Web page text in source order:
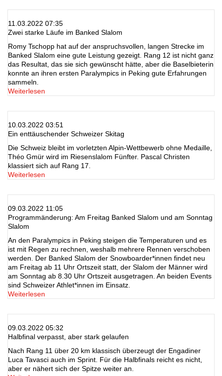
11.03.2022 07:35
Zwei starke Läufe im Banked Slalom
Romy Tschopp hat auf der anspruchsvollen, langen Strecke im
Banked Slalom eine gute Leistung gezeigt. Rang 12 ist nicht ganz
das Resultat, das sie sich gewünscht hätte, aber die Baselbieterin
konnte an ihren ersten Paralympics in Peking gute Erfahrungen
sammeln.
Weiterlesen
10.03.2022 03:51
Ein enttäuschender Schweizer Skitag
Die Schweiz bleibt im vorletzten Alpin-Wettbewerb ohne Medaille,
Théo Gmür wird im Riesenslalom Fünfter. Pascal Christen
klassiert sich auf Rang 17.
Weiterlesen
09.03.2022 11:05
Programmänderung: Am Freitag Banked Slalom und am Sonntag
Slalom
An den Paralympics in Peking steigen die Temperaturen und es
ist mit Regen zu rechnen, weshalb mehrere Rennen verschoben
werden. Der Banked Slalom der Snowboarder*innen findet neu
am Freitag ab 11 Uhr Ortszeit statt, der Slalom der Männer wird
am Sonntag ab 8.30 Uhr Ortszeit ausgetragen. An beiden Events
sind Schweizer Athlet*innen im Einsatz.
Weiterlesen
09.03.2022 05:32
Halbfinal verpasst, aber stark gelaufen
Nach Rang 11 über 20 km klassisch überzeugt der Engadiner
Luca Tavasci auch im Sprint. Für die Halbfinals reicht es nicht,
aber er nähert sich der Spitze weiter an.